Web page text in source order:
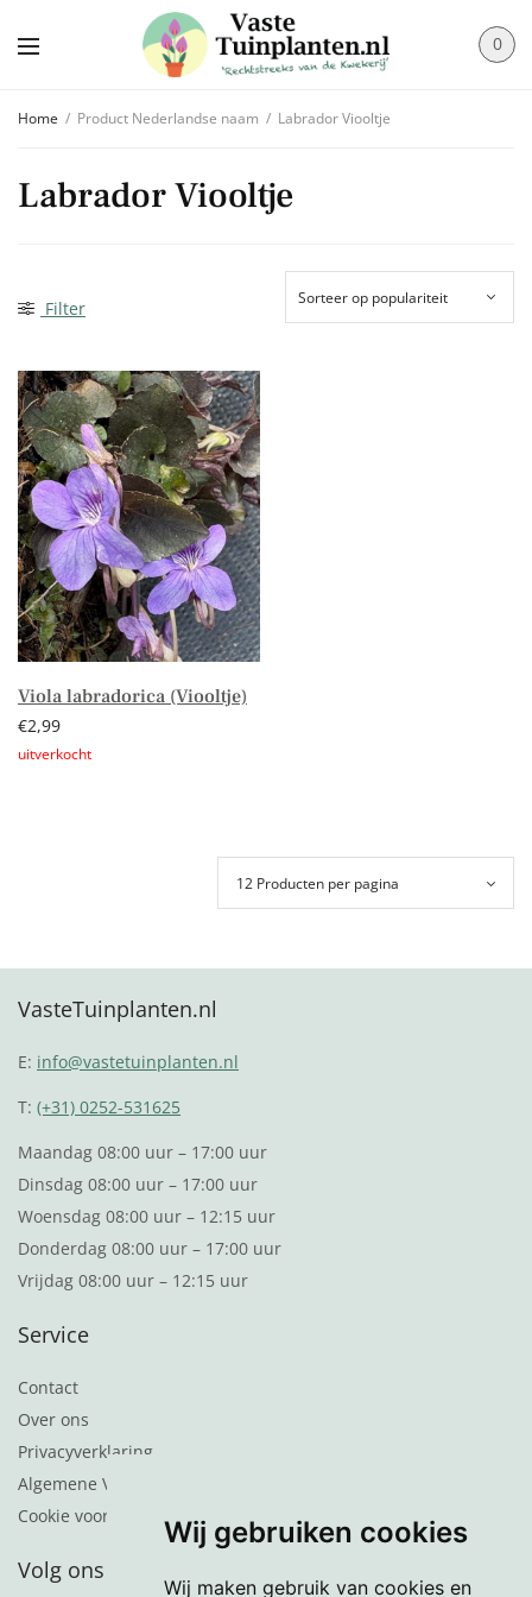
Wij gebruiken cookies
Wij maken gebruik van cookies en
0
Home / Product Nederlandse naam / Labrador Viooltje
Labrador Viooltje
Filter
Viola labradorica (Viooltje)
€2,99
VasteTuinplanten.nl
E: info@vastetuinplanten.nl
T:(+31) 0252-531625
Maandag 08:00 uur – 17:00 uur
Dinsdag 08:00 uur – 17:00 uur
Woensdag 08:00 uur – 12:15 uur
Donderdag 08:00 uur – 17:00 uur
Vrijdag 08:00 uur – 12:15 uur
Service
Contact
Over ons
Privacyverklaring
Algemene Voorwaarden
Cookie voorkeuren
Volg ons